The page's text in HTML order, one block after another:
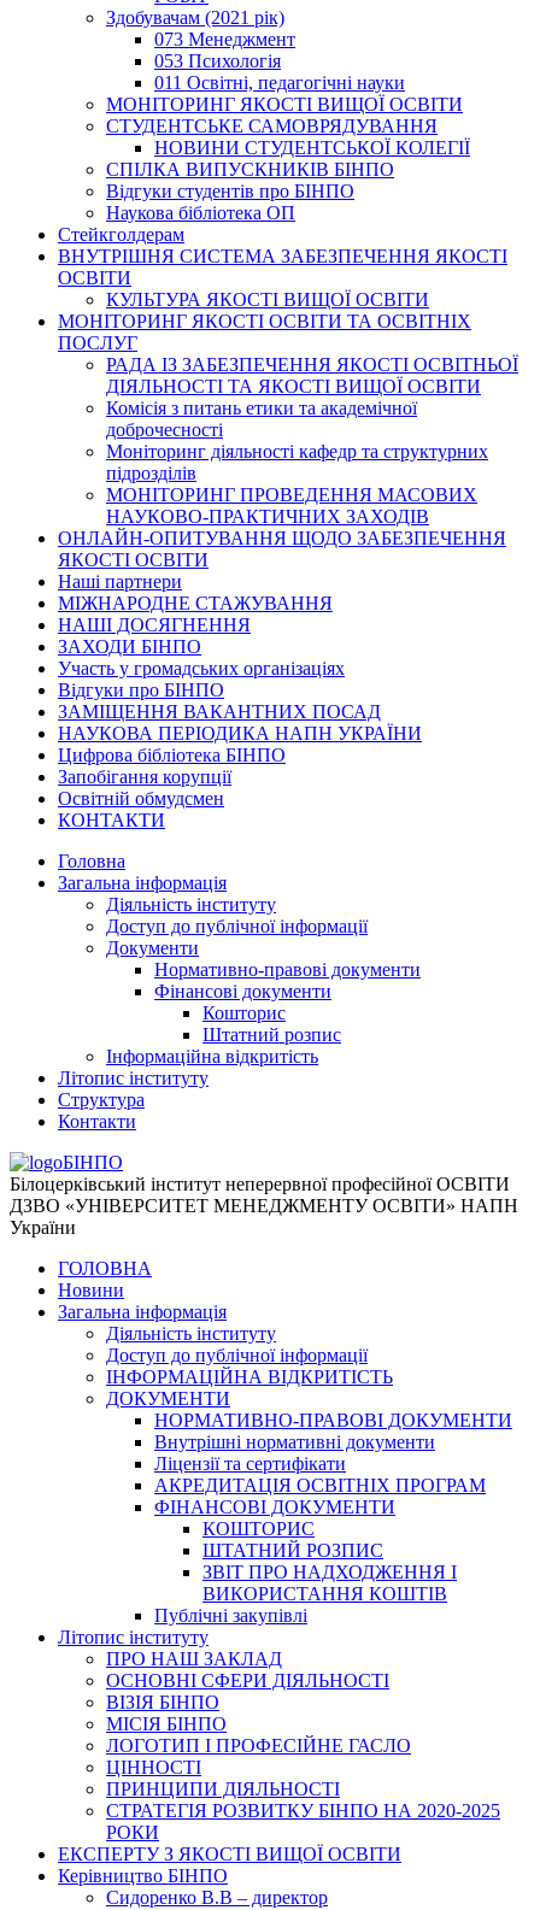
Здобувачам (2021 рік)
073 Менеджмент
053 Психологія
011 Освітні, педагогічні науки
МОНІТОРИНГ ЯКОСТІ ВИЩОЇ ОСВІТИ
СТУДЕНТСЬКЕ САМОВРЯДУВАННЯ
НОВИНИ СТУДЕНТСЬКОЇ КОЛЕГІЇ
СПІЛКА ВИПУСКНИКІВ БІНПО
Відгуки студентів про БІНПО
Наукова бібліотека ОП
Стейкголдерам
ВНУТРІШНЯ СИСТЕМА ЗАБЕЗПЕЧЕННЯ ЯКОСТІ
ОСВІТИ
КУЛЬТУРА ЯКОСТІ ВИЩОЇ ОСВІТИ
МОНІТОРИНГ ЯКОСТІ ОСВІТИ ТА ОСВІТНІХ
ПОСЛУГ
РАДА ІЗ ЗАБЕЗПЕЧЕННЯ ЯКОСТІ ОСВІТНЬОЇ
ДІЯЛЬНОСТІ ТА ЯКОСТІ ВИЩОЇ ОСВІТИ
Комісія з питань етики та академічної
доброчесності
Моніторинг діяльності кафедр та структурних
підрозділів
МОНІТОРИНГ ПРОВЕДЕННЯ МАСОВИХ
НАУКОВО-ПРАКТИЧНИХ ЗАХОДІВ
ОНЛАЙН-ОПИТУВАННЯ ЩОДО ЗАБЕЗПЕЧЕННЯ
ЯКОСТІ ОСВІТИ
Наші партнери
МІЖНАРОДНЕ СТАЖУВАННЯ
НАШІ ДОСЯГНЕННЯ
ЗАХОДИ БІНПО
Участь у громадських організаціях
Відгуки про БІНПО
ЗАМІЩЕННЯ ВАКАНТНИХ ПОСАД
НАУКОВА ПЕРІОДИКА НАПН УКРАЇНИ
Цифрова бібліотека БІНПО
Запобігання корупції
Освітній обмудсмен
КОНТАКТИ
Головна
Загальна інформація
Діяльність інституту
Доступ до публічної інформації
Документи
Нормативно-правові документи
Фінансові документи
Кошторис
Штатний розпис
Інформаційна відкритість
Літопис інституту
Структура
Контакти
БІНПО
Білоцерківський інститут неперервної професійної ОСВІТИ
ДЗВО «УНІВЕРСИТЕТ МЕНЕДЖМЕНТУ ОСВІТИ» НАПН
України
ГОЛОВНА
Новини
Загальна інформація
Діяльність інституту
Доступ до публічної інформації
ІНФОРМАЦІЙНА ВІДКРИТІСТЬ
ДОКУМЕНТИ
НОРМАТИВНО-ПРАВОВІ ДОКУМЕНТИ
Внутрішні нормативні документи
Ліцензії та сертифікати
АКРЕДИТАЦІЯ ОСВІТНІХ ПРОГРАМ
ФІНАНСОВІ ДОКУМЕНТИ
КОШТОРИС
ШТАТНИЙ РОЗПИС
ЗВІТ ПРО НАДХОДЖЕННЯ І
ВИКОРИСТАННЯ КОШТІВ
Публічні закупівлі
Літопис інституту
ПРО НАШ ЗАКЛАД
ОСНОВНІ СФЕРИ ДІЯЛЬНОСТІ
ВІЗІЯ БІНПО
МІСІЯ БІНПО
ЛОГОТИП І ПРОФЕСІЙНЕ ГАСЛО
ЦІННОСТІ
ПРИНЦИПИ ДІЯЛЬНОСТІ
СТРАТЕГІЯ РОЗВИТКУ БІНПО НА 2020-2025
РОКИ
ЕКСПЕРТУ З ЯКОСТІ ВИЩОЇ ОСВІТИ
Керівництво БІНПО
Сидоренко В.В – директор